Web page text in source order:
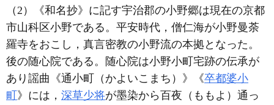
（2）《和名抄》に記す宇治郡の小野郷は現在の京都
市山科区小野である。平安時代，僧仁海が小野曼荼
羅寺をおこし，真言密教の小野流の本拠となった。
後の随心院である。随心院は小野小町宅跡の伝承が
あり謡曲《通小町（かよいこまち）》《卒都婆小
町》には， 深草少将が墨染から百夜（ももよ）通っ